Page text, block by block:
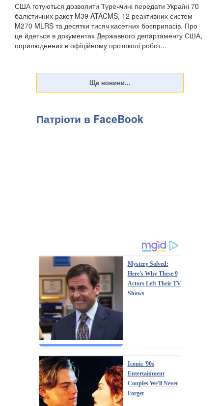
США готуються дозволити Туреччині передати Україні 70
балістичних ракет M39 ATACMS, 12 реактивних систем
M270 MLRS та десятки тисяч касетних боєприпасів. Про
це йдеться в документах Державного департаменту США,
оприлюднених в офіційному протоколі робот...
Патріоти в FaceBook
Mystery Solved:
Here's Why These 9
Actors Left Their TV
Shows
Iconic '90s
Entertainment
Couples We'll Never
Forget